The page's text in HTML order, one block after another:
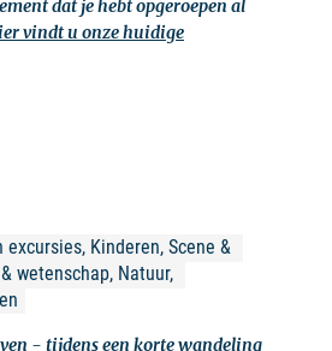
dat je hebt opgeroepen al
vindt u onze huidige
Kinderen, Scene &
wetenschap, Natuur,
- tijdens een korte wandeling